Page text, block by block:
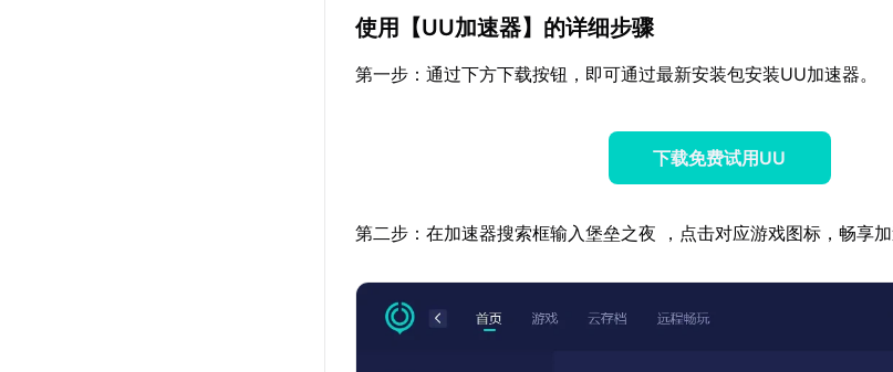
使用【UU加速器】的详细步骤
第一步：通过下方下载按钮，即可通过最新安装包安装UU加速器。
下载免费试用UU
第二步：在加速器搜索框输入堡垒之夜 ，点击对应游戏图标，畅享加